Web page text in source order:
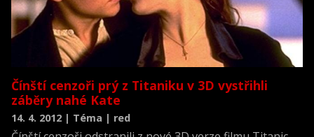
Čínští cenzoři prý z Titaniku v 3D vystřihli
záběry nahé Kate
14. 4. 2012 | Téma | red